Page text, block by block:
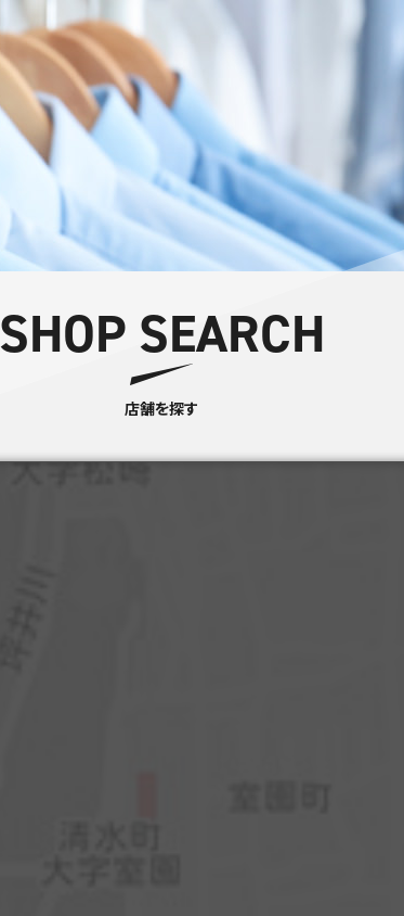
SHOP SEARCH
店舗を探す